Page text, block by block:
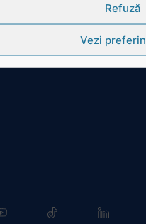
Refuză
Vezi